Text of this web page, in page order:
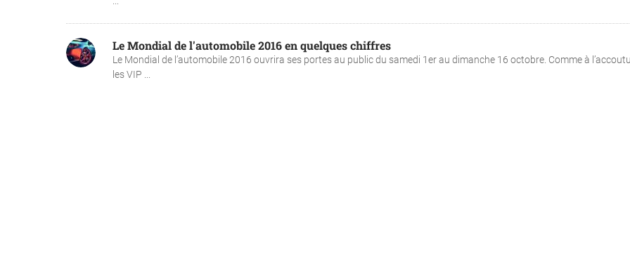
Le Mondial de l'automobile 2016 en quelques chiffres
Le Mondial de l’automobile 2016 ouvrira ses portes au public du samedi 1er au dimanche 16 octobre. Comme à
les VIP ...